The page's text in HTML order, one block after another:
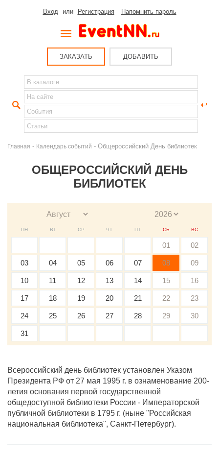
Вход или Регистрация Напомнить пароль
ЗАКАЗАТЬ ДОБАВИТЬ
Главная - Календарь событий - Общероссийский День библиотек
ОБЩЕРОССИЙСКИЙ ДЕНЬ
БИБЛИОТЕК
ПН ВТ СР ЧТ ПТ СБ ВС
01 02
03 04 05 06 07 08 09
10 11 12 13 14 15 16
17 18 19 20 21 22 23
24 25 26 27 28 29 30
31
Всероссийский день библиотек установлен Указом
Президента РФ от 27 мая 1995 г. в ознаменование 200-
летия основания первой государственной
общедоступной библиотеки России - Императорской
публичной библиотеки в 1795 г. (ныне "Российская
национальная библиотека", Санкт-Петербург).